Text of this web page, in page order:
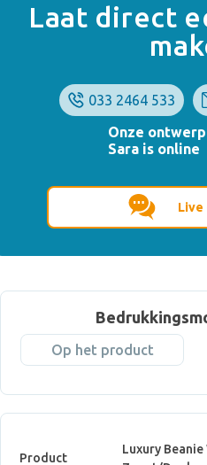
Laat direct
033 2464 533
Onze
Sara is online
Live
Op het product
Product
Luxury